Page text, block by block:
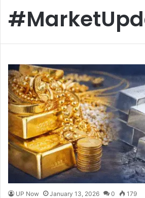
UP Now January 13, 2026 0 179